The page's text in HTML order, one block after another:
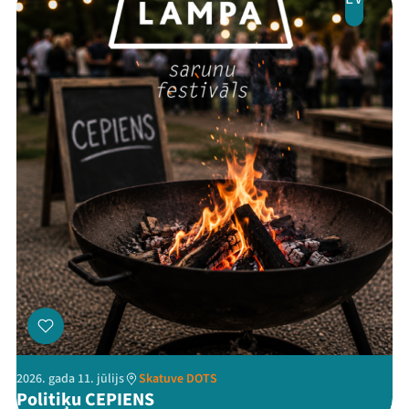
ThreadsFacebookYoutube
X Instagram
Flick TikTok
2026. gada 11. jūlijs Skatuve DOTS
Politiķu CEPIENS